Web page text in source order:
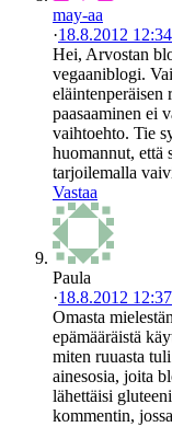
may-aa
·18.8.2012 12:34
Hei, Arvostan
vegaaniblogi.
eläintenperäisen
paasaaminen ei
vaihtoehto. Tie
huomannut, että
tarjoilemalla
Vastaa
Paula
·18.8.2012 12:37
Omasta
epämääräistä
miten ruuasta
ainesosia, joita
lähettäisi
kommentin,